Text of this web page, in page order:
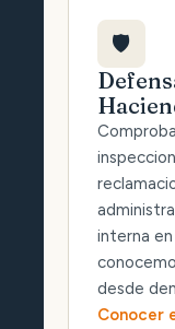
🛡️
interna
desde
Conocer